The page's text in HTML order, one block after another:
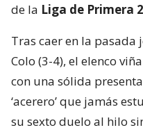
de la Liga de Primera
Tras caer en la pasada
Colo (3-4), el elenco
con una sólida
‘acerero’ que jamás
su sexto duelo al hilo